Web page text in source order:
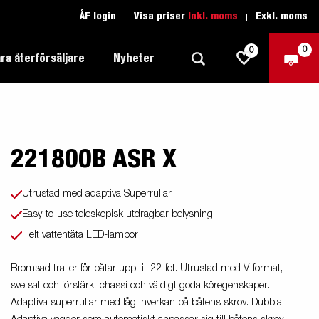
ÅF login Visa priser Inkl. moms Exkl. moms
Produktguide Allround
Produktguide Fordonstransport
Produktguide Proffs
Produktguide Vattensport
Trafikskolan
Teckenförklaring båt
Reservdelar
Reservdelssök
1205 Limited Edition
Inredda släpvagnar
Brenderup-båttrailers utrustas med
LED-lampor
i
återförsäljare Nyheter
0 0
221800B ASR X
Utrustad med adaptiva Superrullar
Easy-to-use teleskopisk utdragbar belysning
Helt vattentäta LED-lampor
Bromsad trailer för båtar upp till 22 fot. Utrustad med V-format,
svetsat och förstärkt chassi och väldigt goda köregenskaper.
Adaptiva superrullar med låg inverkan på båtens skrov. Dubbla